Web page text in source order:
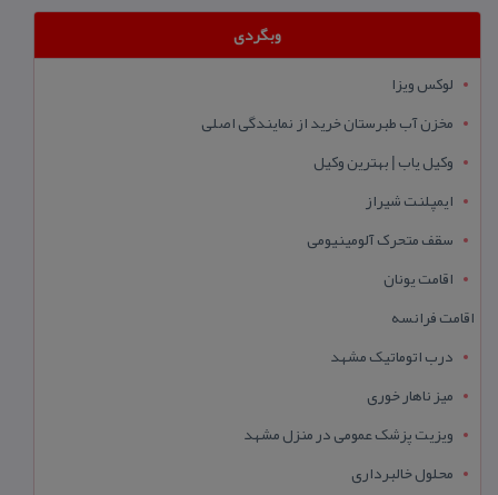
وبگردی
لوکس ویزا
مخزن آب طبرستان خرید از نمایندگی اصلی
وکیل یاب | بهترین وکیل
ایمپلنت شیراز
سقف متحرک آلومینیومی
اقامت یونان
اقامت فرانسه
درب اتوماتیک مشهد
میز ناهار خوری
ویزیت پزشک عمومی در منزل مشهد
محلول خالبرداری